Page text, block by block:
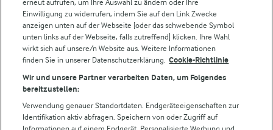
Folge uns!
erneut aufrufen, um Ihre Auswahl zu ändern oder Ihre
Einwilligung zu widerrufen, indem Sie auf den Link Zwecke
anzeigen unten auf der Webseite [oder das schwebende Symbol
unten links auf der Webseite, falls zutreffend] klicken. Ihre Wahl
wirkt sich auf unsere/n Website aus. Weitere Informationen
finden Sie in unserer Datenschutzerklärung. Cookie-Richtlinie
Wir und unsere Partner verarbeiten Daten, um Folgendes
bereitzustellen:
Verwendung genauer Standortdaten. Endgeräteeigenschaften zur
Identifikation aktiv abfragen. Speichern von oder Zugriff auf